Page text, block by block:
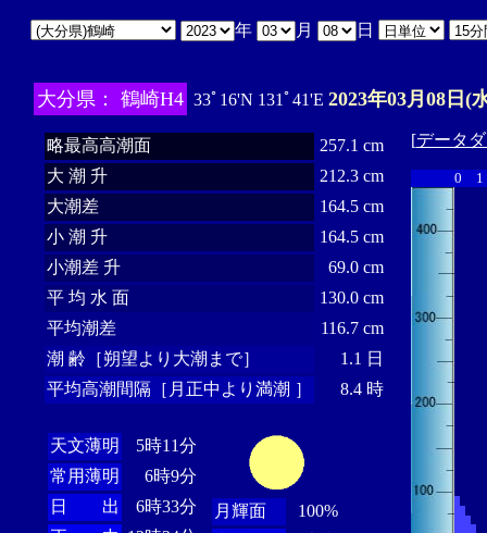
年 月 日
大分県： 鶴崎H4 33ﾟ16'N 131ﾟ41'E 2023年03月08日(
略最高高潮面
257.1 cm
大 潮 升
212.3 cm
大潮差
164.5 cm
小 潮 升
164.5 cm
小潮差 升
69.0 cm
平 均 水 面
130.0 cm
平均潮差
116.7 cm
潮 齢［朔望より大潮まで］
1.1 日
平均高潮間隔［月正中より満潮 ］
8.4 時
天文薄明
5時11分
常用薄明
6時9分
日 出
6時33分
月輝面
100%
[データ
0 1